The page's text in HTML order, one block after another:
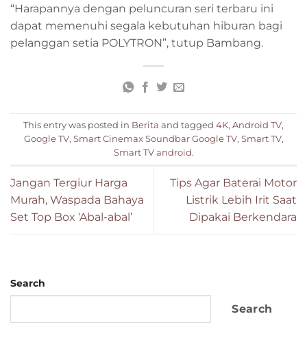
“Harapannya dengan peluncuran seri terbaru ini
dapat memenuhi segala kebutuhan hiburan bagi
pelanggan setia POLYTRON”, tutup Bambang.
This entry was posted in Berita and tagged 4K, Android TV,
Google TV, Smart Cinemax Soundbar Google TV, Smart TV,
Smart TV android.
Jangan Tergiur Harga
Murah, Waspada Bahaya
Set Top Box ‘Abal-abal’
Tips Agar Baterai Motor
Listrik Lebih Irit Saat
Dipakai Berkendara
Search
Search